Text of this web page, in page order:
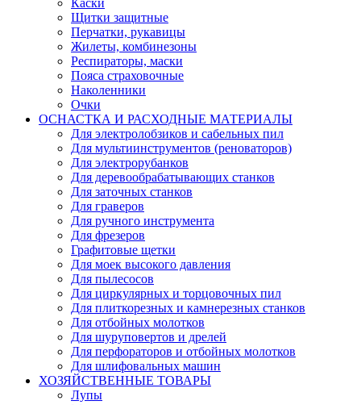
Щитки защитные
Перчатки, рукавицы
Жилеты, комбинезоны
Респираторы, маски
Пояса страховочные
Наколенники
Очки
ОСНАСТКА И РАСХОДНЫЕ МАТЕРИАЛЫ
Для электролобзиков и сабельных пил
Для мультиинструментов (реноваторов)
Для электрорубанков
Для деревообрабатывающих станков
Для заточных станков
Для граверов
Для ручного инструмента
Для фрезеров
Графитовые щетки
Для моек высокого давления
Для пылесосов
Для циркулярных и торцовочных пил
Для плиткорезных и камнерезных станков
Для отбойных молотков
Для шуруповертов и дрелей
Для перфораторов и отбойных молотков
Для шлифовальных машин
ХОЗЯЙСТВЕННЫЕ ТОВАРЫ
Лупы